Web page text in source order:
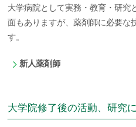
大学病院として実務・教育・研究
面もありますが、薬剤師に必要な
す。
新人薬剤師
大学院修了後の活動、研究